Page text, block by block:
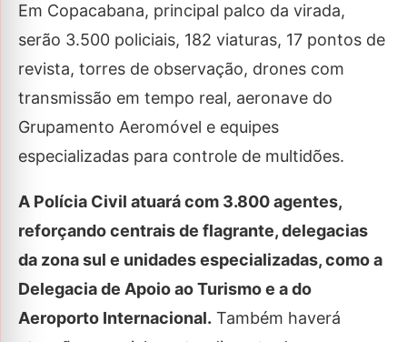
Em Copacabana, principal palco da virada,
serão 3.500 policiais, 182 viaturas, 17 pontos de
revista, torres de observação, drones com
transmissão em tempo real, aeronave do
Grupamento Aeromóvel e equipes
especializadas para controle de multidões.
A Polícia Civil atuará com 3.800 agentes,
reforçando centrais de flagrante, delegacias
da zona sul e unidades especializadas, como a
Delegacia de Apoio ao Turismo e a do
Aeroporto Internacional. Também haverá